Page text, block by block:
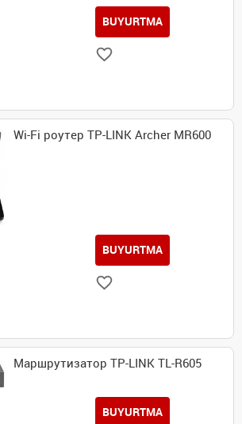
BUYURTMA
Wi-Fi роутер TP-LINK Archer MR600
BUYURTMA
Маршрутизатор TP-LINK TL-R605
BUYURTMA